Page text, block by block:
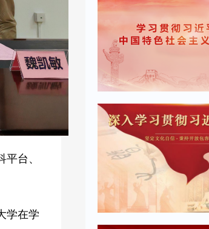
台、
学在学